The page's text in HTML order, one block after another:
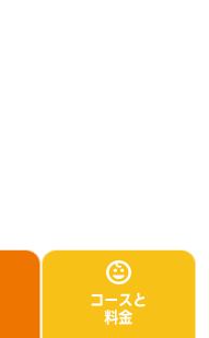
コースと
料金